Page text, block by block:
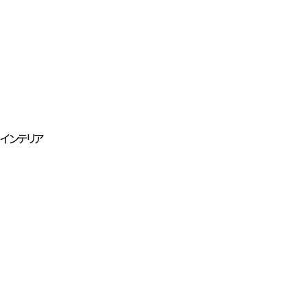
インテリア